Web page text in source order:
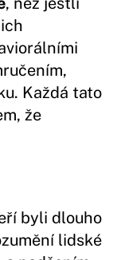
Každá tato
že
byli dlouho
lidské